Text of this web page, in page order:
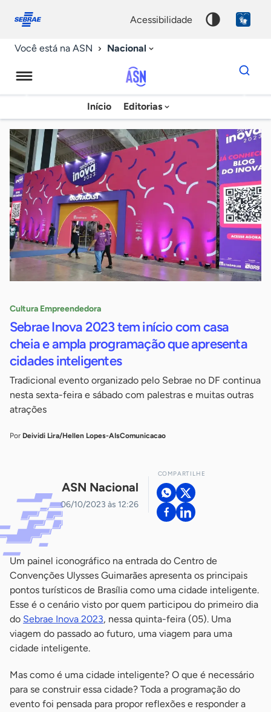
conosco
acessibilidade
Você está na ASN Nacional
Agência
Sebrae
de
Notícias
Início Editorias
Dados
para
chave
Cultura Empreendedora
Sebrae Inova 2023 tem início com casa
cheia e ampla programação que apresenta
cidades inteligentes
Tradicional evento organizado pelo Sebrae no DF continua
nesta sexta-feira e sábado com palestras e muitas outras
atrações
Por Deividi Lira/Hellen Lopes-AIsComunicacao
ASN Nacional
06/10/2023 às 12:26
COMPARTILHE
Um painel iconográfico na entrada do Centro de
Convenções Ulysses Guimarães apresenta os principais
pontos turísticos de Brasília como uma cidade inteligente.
Esse é o cenário visto por quem participou do primeiro dia
do Sebrae Inova 2023, nessa quinta-feira (05). Uma
viagem do passado ao futuro, uma viagem para uma
cidade inteligente.
Mas como é uma cidade inteligente? O que é necessário
para se construir essa cidade? Toda a programação do
evento foi pensada para propor reflexões e responder a